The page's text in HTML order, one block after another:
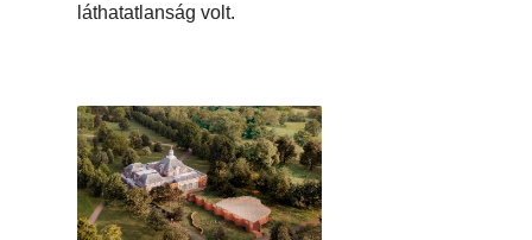
láthatatlanság volt.